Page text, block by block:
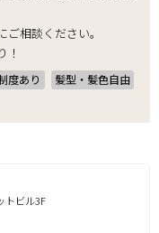
相談ください。
！
度あり
髪型・髪色自由
トビル3F